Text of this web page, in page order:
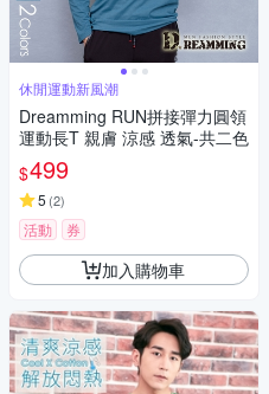
休閒運動新風潮
Dreamming RUN拼接彈力圓領
運動長T 親膚 涼感 透氣-共二色
$499
5 (2)
活動 券
加入購物車